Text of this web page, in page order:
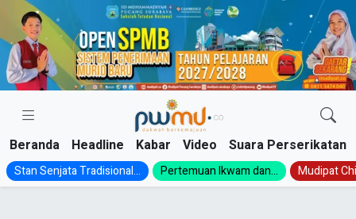
Skip
content
Beranda Headline Kabar Video Suara Perserikatan
Stan Senjata Tradisional... Pertemuan Ikwam dan... Mudipat